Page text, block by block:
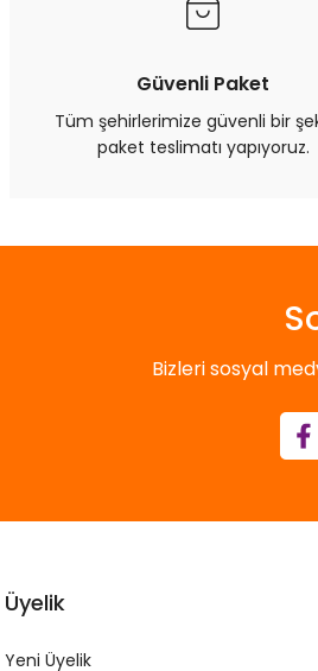
Ürün bilgilerinde hatalar bulunuyor.
Bu ürüne benzer farklı alternatifler
Güvenli Paket
Tüm şehirlerimize güvenli bir
paket teslimatı yapıyoruz.
Bizleri sosyal
Üyelik
Yeni Üyelik